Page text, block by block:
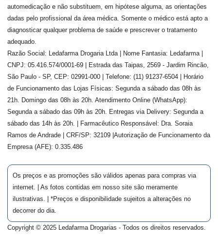
automedicação e não substituem, em hipótese alguma, as orientações
dadas pelo profissional da área médica. Somente o médico está apto a
diagnosticar qualquer problema de saúde e prescrever o tratamento
adequado.
Razão Social: Ledafarma Drogaria Ltda | Nome Fantasia: Ledafarma |
CNPJ: 05.416.574/0001-69 | Estrada das Taipas, 2569 - Jardim Rincão,
São Paulo - SP, CEP: 02991-000 | Telefone: (11) 91237-6504 | Horário
de Funcionamento das Lojas Físicas: Segunda a sábado das 08h às
21h. Domingo das 08h às 20h. Atendimento Online (WhatsApp):
Segunda a sábado das 09h às 20h. Entregas via Delivery: Segunda a
sábado das 14h às 20h. | Farmacêutico Responsável: Dra. Soraia
Ramos de Andrade
| CRF/SP: 32109 |Autorização de Funcionamento da
Empresa (AFE): 0.335.486
Os preços e as promoções são válidos apenas para compras via
internet. | As fotos contidas em nosso site são meramente
ilustrativas. | *Preços e disponibilidade sujeitos a alterações no
decorrer do dia.
Copyright © 2025 Ledafarma Drogarias - Todos os direitos reservados.